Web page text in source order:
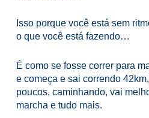
Isso porque você está sem
o que você está fazendo…
É como se fosse correr para
e começa e sai correndo
poucos, caminhando, vai
marcha e tudo mais.